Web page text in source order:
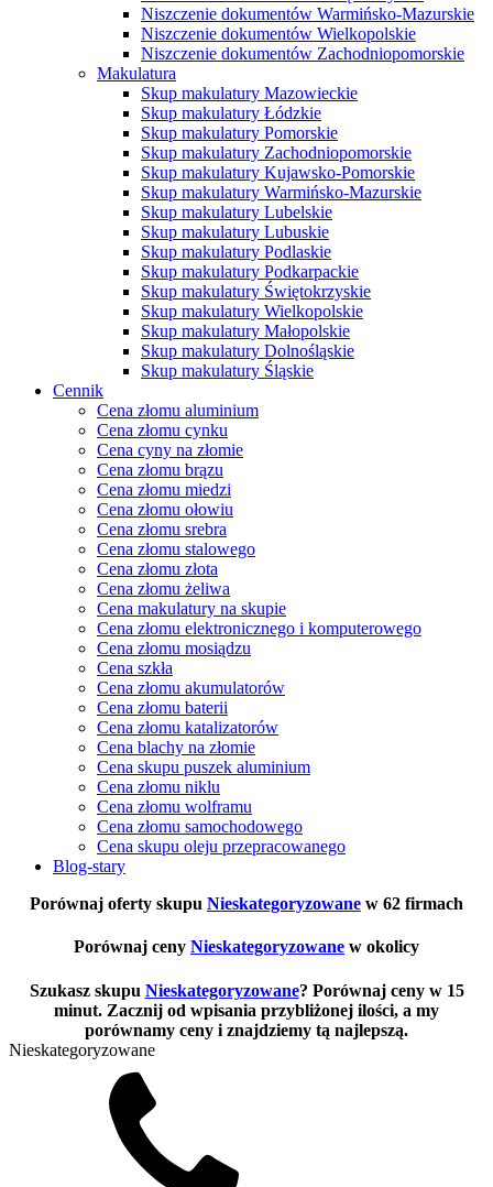
Niszczenie dokumentów Warmińsko-Mazurskie
Niszczenie dokumentów Wielkopolskie
Niszczenie dokumentów Zachodniopomorskie
Makulatura
Skup makulatury Mazowieckie
Skup makulatury Łódzkie
Skup makulatury Pomorskie
Skup makulatury Zachodniopomorskie
Skup makulatury Kujawsko-Pomorskie
Skup makulatury Warmińsko-Mazurskie
Skup makulatury Lubelskie
Skup makulatury Lubuskie
Skup makulatury Podlaskie
Skup makulatury Podkarpackie
Skup makulatury Świętokrzyskie
Skup makulatury Wielkopolskie
Skup makulatury Małopolskie
Skup makulatury Dolnośląskie
Skup makulatury Śląskie
Cennik
Cena złomu aluminium
Cena złomu cynku
Cena cyny na złomie
Cena złomu brązu
Cena złomu miedzi
Cena złomu ołowiu
Cena złomu srebra
Cena złomu stalowego
Cena złomu złota
Cena złomu żeliwa
Cena makulatury na skupie
Cena złomu elektronicznego i komputerowego
Cena złomu mosiądzu
Cena szkła
Cena złomu akumulatorów
Cena złomu baterii
Cena złomu katalizatorów
Cena blachy na złomie
Cena skupu puszek aluminium
Cena złomu niklu
Cena złomu wolframu
Cena złomu samochodowego
Cena skupu oleju przepracowanego
Blog-stary
Porównaj oferty skupu Nieskategoryzowane w 62 firmach
Porównaj ceny Nieskategoryzowane w okolicy
Szukasz skupu Nieskategoryzowane? Porównaj ceny w 15
minut. Zacznij od wpisania przybliżonej ilości, a my
porównamy ceny i znajdziemy tą najlepszą.
Nieskategoryzowane